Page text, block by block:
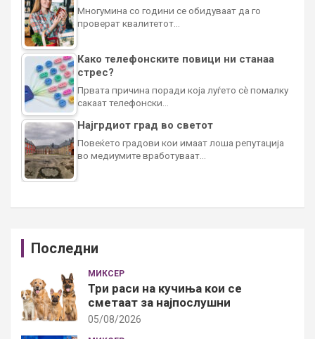
Многумина со години се обидуваат да го
проверат квалитетот…
Како телефонските повици ни станаа
стрес?
Првата причина поради која луѓето сè помалку
сакаат телефонски…
Најгрдиот град во светот
Повеќето градови кои имаат лоша репутација
во медиумите вработуваат…
Последни
МИКСЕР
Три раси на кучиња кои се
сметаат за најпослушни
05/08/2026